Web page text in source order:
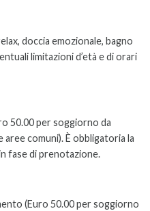
doccia emozionale, bagno
limitazioni d’età e di orari
50.00 per soggiorno da
aree comuni). È obbligatoria la
fase di prenotazione.
(Euro 50.00 per soggiorno